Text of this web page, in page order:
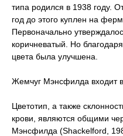
типа родился в 1938 году.
год до этого куплен на
Первоначально
коричневатый. Но
цвета была улучшена.
Жемчуг Мэнсфилда входит
Цветотип, а также
крови, являются общими
Мэнсфилда (Shackelford,